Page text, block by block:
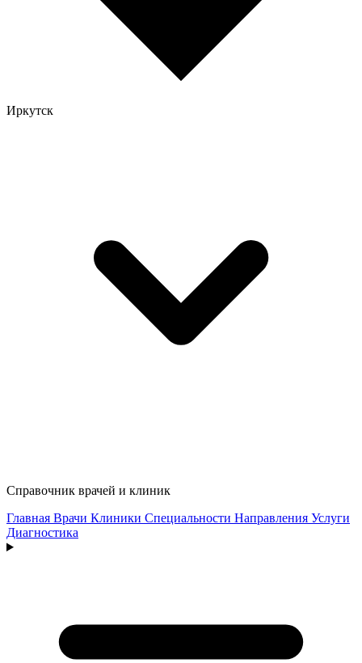
Иркутск
Справочник врачей и клиник
Главная Врачи Клиники Специальности Направления Услуги
Диагностика